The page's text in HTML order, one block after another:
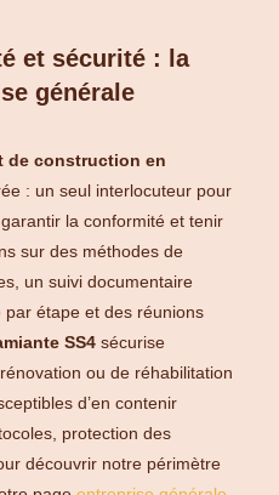
et sécurité : la
générale
de construction en
: un seul interlocuteur pour
la conformité et tenir
sur des méthodes de
un suivi documentaire
étape et des réunions
SS4 sécurise
ou de réhabilitation
d’en contenir
protection des
découvrir notre périmètre